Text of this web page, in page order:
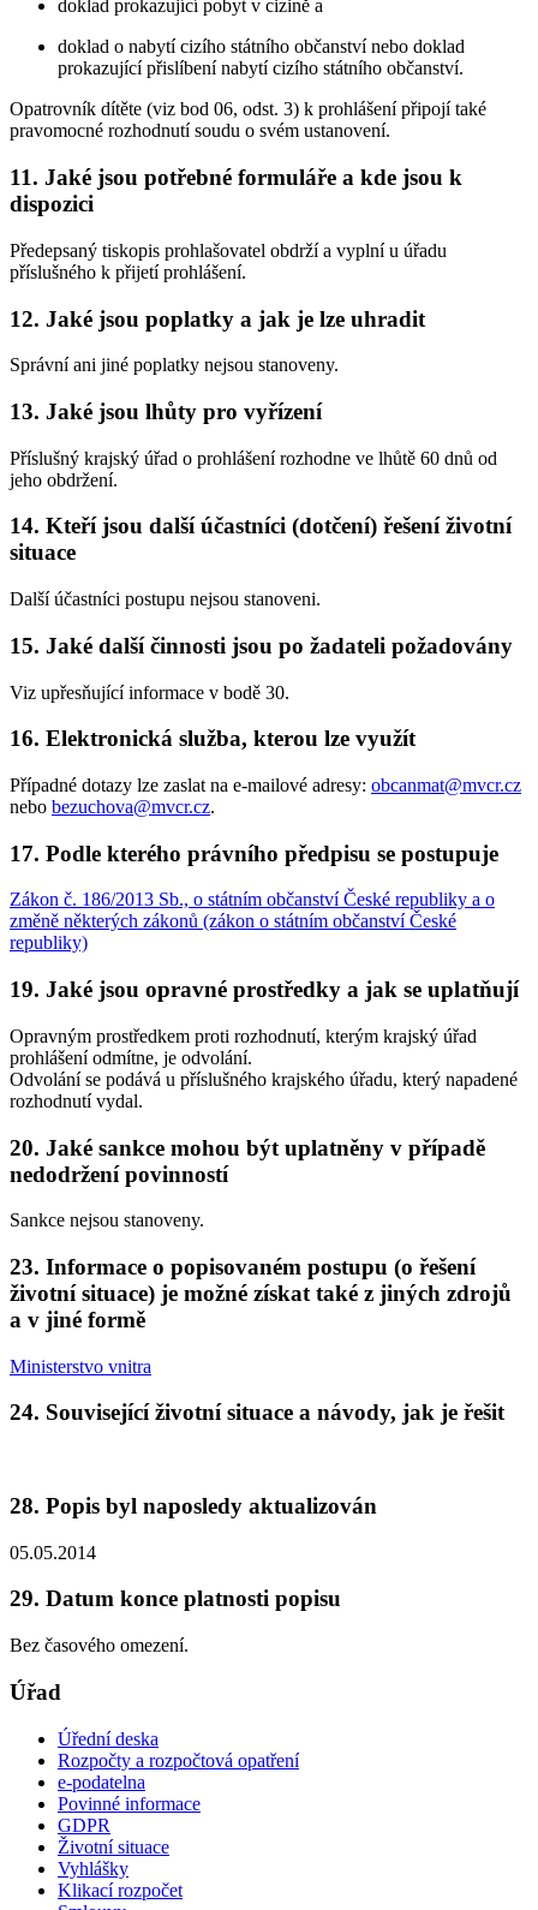
doklad prokazující pobyt v cizině a
doklad o nabytí cizího státního občanství nebo doklad
prokazující přislíbení nabytí cizího státního občanství.
Opatrovník dítěte (viz bod 06, odst. 3) k prohlášení připojí také
pravomocné rozhodnutí soudu o svém ustanovení.
11. Jaké jsou potřebné formuláře a kde jsou k
dispozici
Předepsaný tiskopis prohlašovatel obdrží a vyplní u úřadu
příslušného k přijetí prohlášení.
12. Jaké jsou poplatky a jak je lze uhradit
Správní ani jiné poplatky nejsou stanoveny.
13. Jaké jsou lhůty pro vyřízení
Příslušný krajský úřad o prohlášení rozhodne ve lhůtě 60 dnů od
jeho obdržení.
14. Kteří jsou další účastníci (dotčení) řešení životní
situace
Další účastníci postupu nejsou stanoveni.
15. Jaké další činnosti jsou po žadateli požadovány
Viz upřesňující informace v bodě 30.
16. Elektronická služba, kterou lze využít
Případné dotazy lze zaslat na e-mailové adresy: obcanmat@mvcr.cz
nebo bezuchova@mvcr.cz.
17. Podle kterého právního předpisu se postupuje
Zákon č. 186/2013 Sb., o státním občanství České republiky a o
změně některých zákonů (zákon o státním občanství České
republiky)
19. Jaké jsou opravné prostředky a jak se uplatňují
Opravným prostředkem proti rozhodnutí, kterým krajský úřad
prohlášení odmítne, je odvolání.
Odvolání se podává u příslušného krajského úřadu, který napadené
rozhodnutí vydal.
20. Jaké sankce mohou být uplatněny v případě
nedodržení povinností
Sankce nejsou stanoveny.
23. Informace o popisovaném postupu (o řešení
životní situace) je možné získat také z jiných zdrojů
a v jiné formě
Ministerstvo vnitra
24. Související životní situace a návody, jak je řešit
28. Popis byl naposledy aktualizován
05.05.2014
29. Datum konce platnosti popisu
Bez časového omezení.
Úřad
Úřední deska
Rozpočty a rozpočtová opatření
e-podatelna
Povinné informace
GDPR
Životní situace
Vyhlášky
Klikací rozpočet